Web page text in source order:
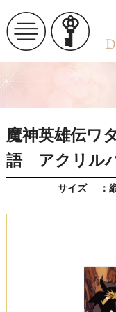
魔神英雄伝ワ
語 アクリル
サイズ ：